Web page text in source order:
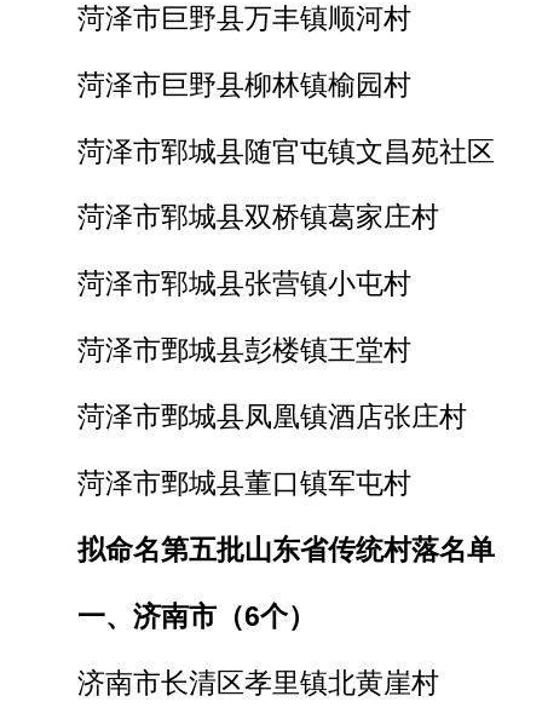
菏泽市巨野县万丰镇顺河村
菏泽市巨野县柳林镇榆园村
菏泽市郓城县随官屯镇文昌苑社区
菏泽市郓城县双桥镇葛家庄村
菏泽市郓城县张营镇小屯村
菏泽市鄄城县彭楼镇王堂村
菏泽市鄄城县凤凰镇酒店张庄村
菏泽市鄄城县董口镇军屯村
拟命名第五批山东省传统村落名单
一、济南市（6个）
济南市长清区孝里镇北黄崖村